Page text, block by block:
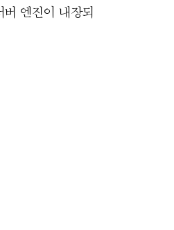
엔진이 내장되